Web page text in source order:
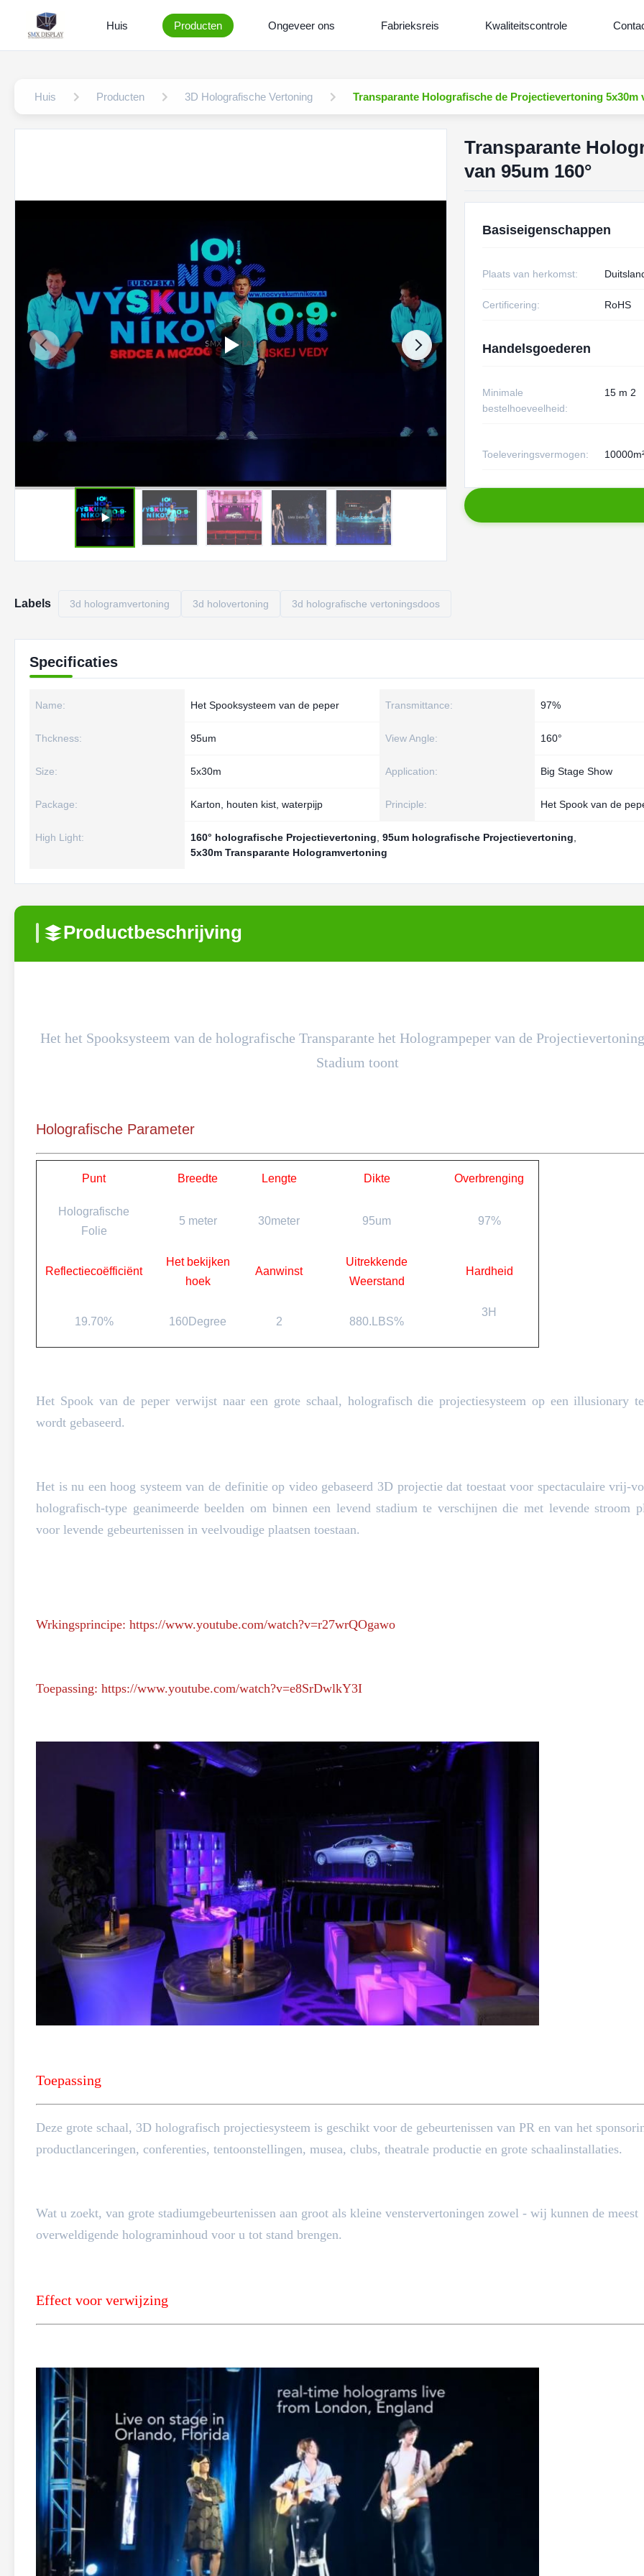
Huis Producten Ongeveer ons Fabrieksreis Kwaliteitscontrole
Huis Producten 3D Holografische Vertoning Transparante Holografische de Projectievertoning 5x30m
Transparante
van 95um 160°
Basiseigenschappen
Plaats van herkomst:
Certificering: RoHS
Handelsgoederen
Minimale
bestelhoeveelheid:
15 m 2
Toeleveringsvermogen:
Labels 3d hologramvertoning 3d holovertoning 3d holografische vertoningsdoos
Specificaties
Name: Het Spooksysteem van de peper Transmittance: 97%
Thckness: 95um View Angle: 160°
Size: 5x30m Application: Big Stage Show
Package: Karton, houten kist, waterpijp Principle: Het Spook van de
High Light: 160° holografische Projectievertoning 95um holografische Projectievertoning
5x30m Transparante Hologramvertoning
Productbeschrijving
Het het Spooksysteem van de holografische Transparante het Hologrampeper van de
Stadium toont
Holografische Parameter
Punt Breedte Lengte Dikte Overbrenging
Holografische
Folie
5 meter 30meter 95um 97%
Reflectiecoëfficiënt
Het bekijken
hoek
Aanwinst
Uitrekkende
Weerstand
Hardheid
19.70% 160Degree 2 880.LBS%
3H
Het Spook van de peper verwijst naar een grote schaal, holografisch die projectiesysteem op een illusionary
wordt gebaseerd.
Het is nu een hoog systeem van de definitie op video gebaseerd 3D projectie dat toestaat voor spectaculaire vrij-
holografisch-type geanimeerde beelden om binnen een levend stadium te verschijnen die met levende stroom
voor levende gebeurtenissen in veelvoudige plaatsen toestaan.
Wrkingsprincipe: https://www.youtube.com/watch?v=r27wrQOgawo
Toepassing: https://www.youtube.com/watch?v=e8SrDwlkY3I
Toepassing
Deze grote schaal, 3D holografisch projectiesysteem is geschikt voor de gebeurtenissen van PR en van het
productlanceringen, conferenties, tentoonstellingen, musea, clubs, theatrale productie en grote schaalinstallaties.
Wat u zoekt, van grote stadiumgebeurtenissen aan groot als kleine venstervertoningen zowel - wij kunnen de meest
overweldigende holograminhoud voor u tot stand brengen.
Effect voor verwijzing